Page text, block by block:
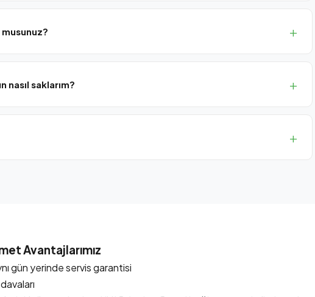
nasıl saklarım?
Avantajlarımız
gün yerinde servis garantisi